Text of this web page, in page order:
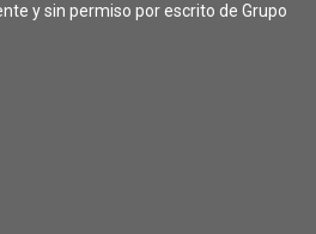
y sin permiso por escrito de Grupo